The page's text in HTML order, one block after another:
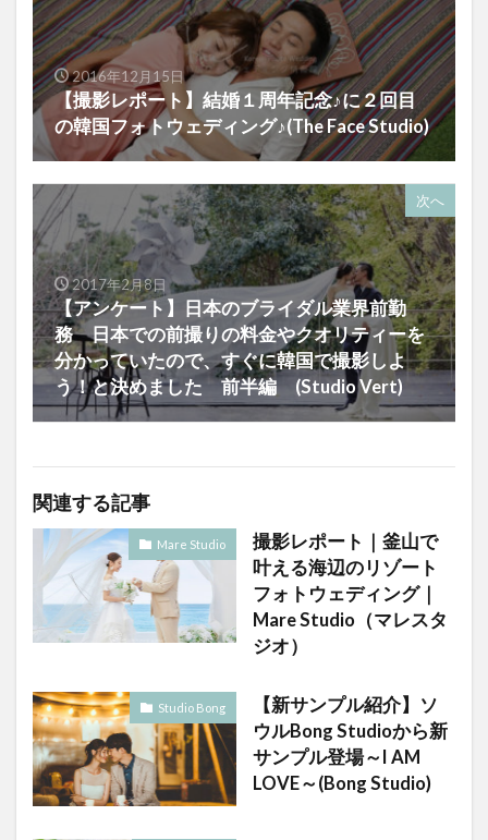
2016年12月15日
【撮影レポート】結婚１周年記念♪に２回目
の韓国フォトウェディング♪(The Face Studio)
次へ
2017年2月8日
【アンケート】日本のブライダル業界前勤
務 日本での前撮りの料金やクオリティーを
分かっていたので、すぐに韓国で撮影しよ
う！と決めました 前半編 (Studio Vert)
関連する記事
Mare Studio
撮影レポート｜釜山で
叶える海辺のリゾート
フォトウェディング｜
Mare Studio（マレスタ
ジオ）
Studio Bong
【新サンプル紹介】ソ
ウルBong Studioから新
サンプル登場～I AM
LOVE～(Bong Studio)